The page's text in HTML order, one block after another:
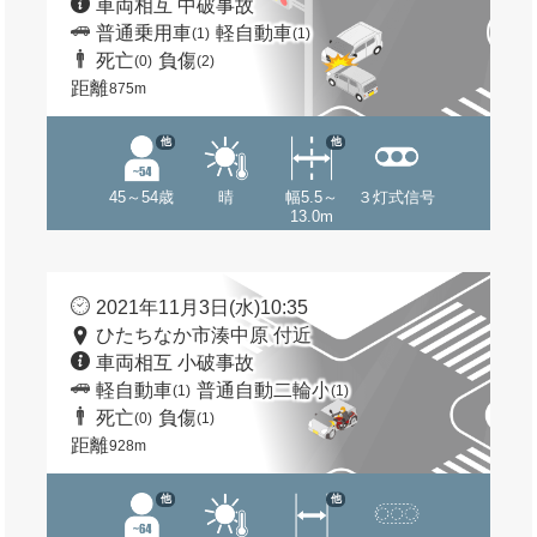
車両相互 中破事故
普通乗用車(1) 軽自動車(1)
死亡(0) 負傷(2)
距離875m
45～54歳
他
晴
幅5.5～
13.0m
他
３灯式信号
2021年11月3日(水)10:35
ひたちなか市湊中原 付近
車両相互 小破事故
軽自動車(1) 普通自動二輪小(1)
死亡(0) 負傷(1)
距離928m
他 他